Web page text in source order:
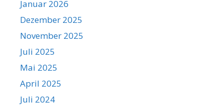
Januar 2026
Dezember 2025
November 2025
Juli 2025
Mai 2025
April 2025
Juli 2024